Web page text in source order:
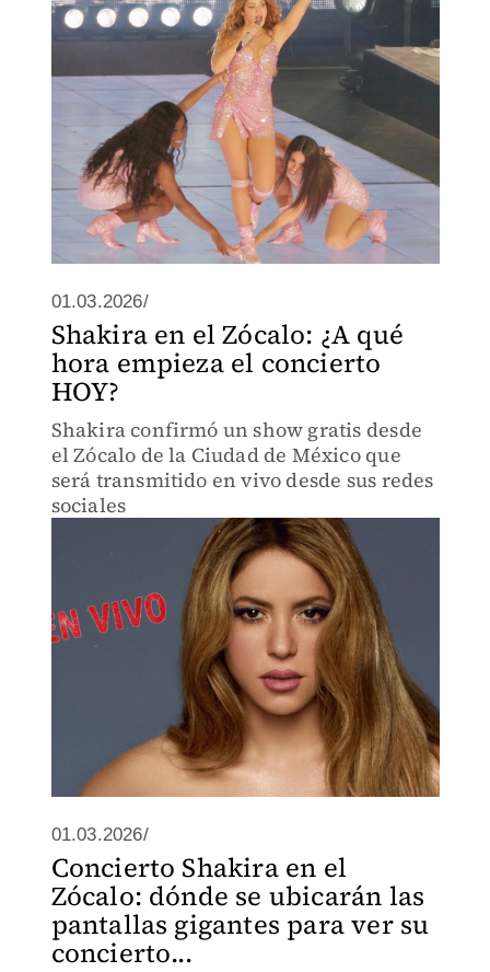
01.03.2026/
Shakira en el Zócalo: ¿A qué
hora empieza el concierto
HOY?
Shakira confirmó un show gratis desde
el Zócalo de la Ciudad de México que
será transmitido en vivo desde sus redes
sociales
01.03.2026/
Concierto Shakira en el
Zócalo: dónde se ubicarán las
pantallas gigantes para ver su
concierto...